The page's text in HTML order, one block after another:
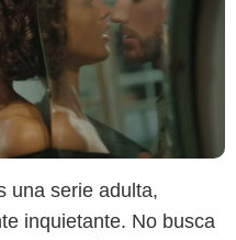
una serie adulta,
inquietante. No busca